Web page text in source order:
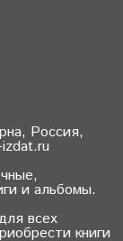
Россия,
и альбомы.
всех
книги